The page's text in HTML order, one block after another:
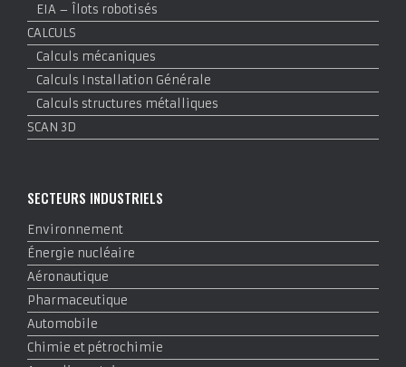
EIA – Îlots robotisés
CALCULS
Calculs mécaniques
Calculs Installation Générale
Calculs structures métalliques
SCAN 3D
SECTEURS INDUSTRIELS
Environnement
Énergie nucléaire
Aéronautique
Pharmaceutique
Automobile
Chimie et pétrochimie